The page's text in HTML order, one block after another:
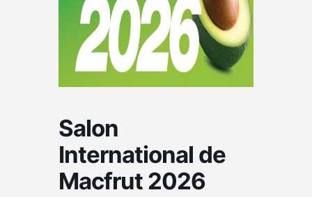
Salon
International de
Macfrut 2026